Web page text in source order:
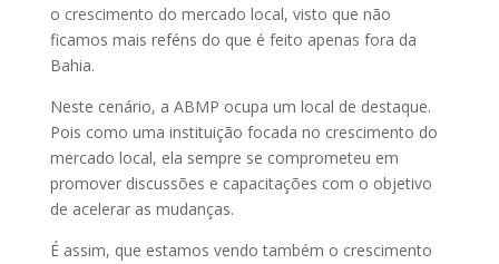
o crescimento do mercado local, visto que não
ficamos mais reféns do que é feito apenas fora da
Bahia.
Neste cenário, a ABMP ocupa um local de destaque.
Pois como uma instituição focada no crescimento do
mercado local, ela sempre se comprometeu em
promover discussões e capacitações com o objetivo
de acelerar as mudanças.
É assim, que estamos vendo também o crescimento